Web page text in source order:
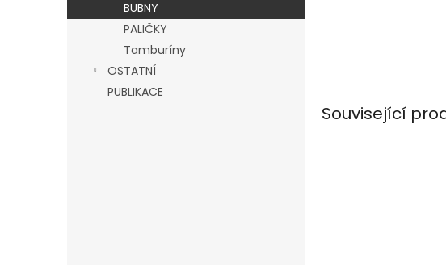
BUBNY
PALIČKY
Tamburíny
OSTATNÍ
PUBLIKACE
Související